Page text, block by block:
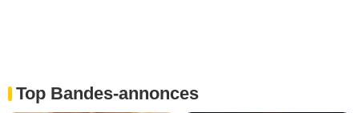
Top Bandes-annonces